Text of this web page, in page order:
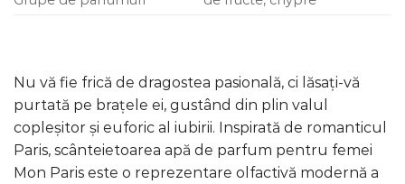
Nu vă fie frică de dragostea pasională, ci lăsați-vă
purtată pe brațele ei, gustând din plin valul
copleșitor și euforic al iubirii. Inspirată de romanticul
Paris, scânteietoarea apă de parfum pentru femei
Mon Paris este o reprezentare olfactivă modernă a